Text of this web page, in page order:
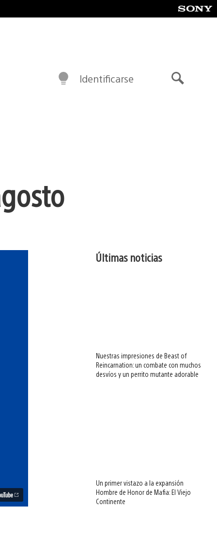
Identificarse
Últimas noticias
Nuestras impresiones de Beast of
Reincarnation: un combate con muchos
desvíos y un perrito mutante adorable
Un primer vistazo a la expansión
Hombre de Honor de Mafia: El Viejo
Continente